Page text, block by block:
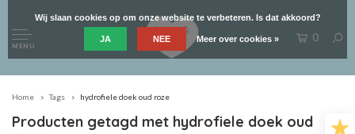
MENU
0
Home Tags hydrofiele doek oud roze
Producten getagd met hydrofiele doek oud
Wij slaan cookies op om onze website te verbeteren. Is dat akkoord?
JA NEE Meer over cookies »